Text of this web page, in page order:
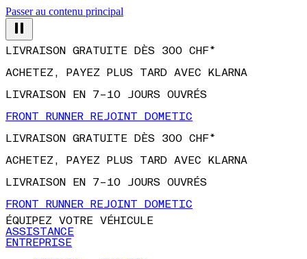
Passer au contenu principal
LIVRAISON GRATUITE DÈS 300 CHF*
ACHETEZ, PAYEZ PLUS TARD AVEC KLARNA
LIVRAISON EN 7–10 JOURS OUVRÉS
FRONT RUNNER REJOINT DOMETIC
LIVRAISON GRATUITE DÈS 300 CHF*
ACHETEZ, PAYEZ PLUS TARD AVEC KLARNA
LIVRAISON EN 7–10 JOURS OUVRÉS
FRONT RUNNER REJOINT DOMETIC
ÉQUIPEZ VOTRE VÉHICULE
ASSISTANCE
ENTREPRISE